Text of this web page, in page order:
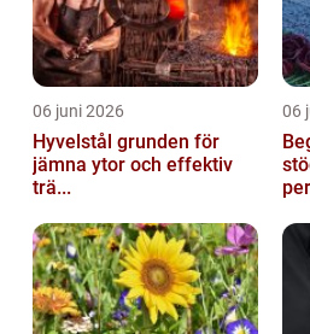
06 juni 2026
Hyvelstål grunden för
jämna ytor och effektiv
trä...
06